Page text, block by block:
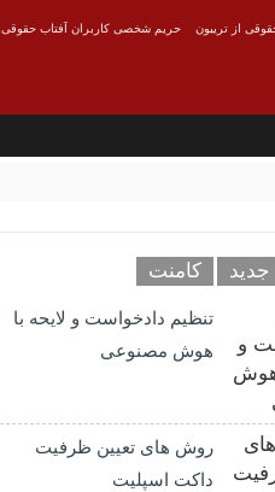
حریم شخصی کاربران آفتاب حقوقی از تریبون
جدید کامنت
تنظیم دادخواست و لایحه با
هوش مصنوعی
روش های تعیین ظرفیت
داکت اسپلیت